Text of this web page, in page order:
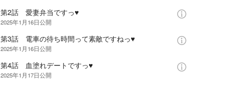
第2話 愛妻弁当ですっ♥
2025年1月16日公開
第3話 電車の待ち時間って素敵ですねっ♥
2025年1月16日公開
第4話 血塗れデートですっ♥
2025年1月17日公開